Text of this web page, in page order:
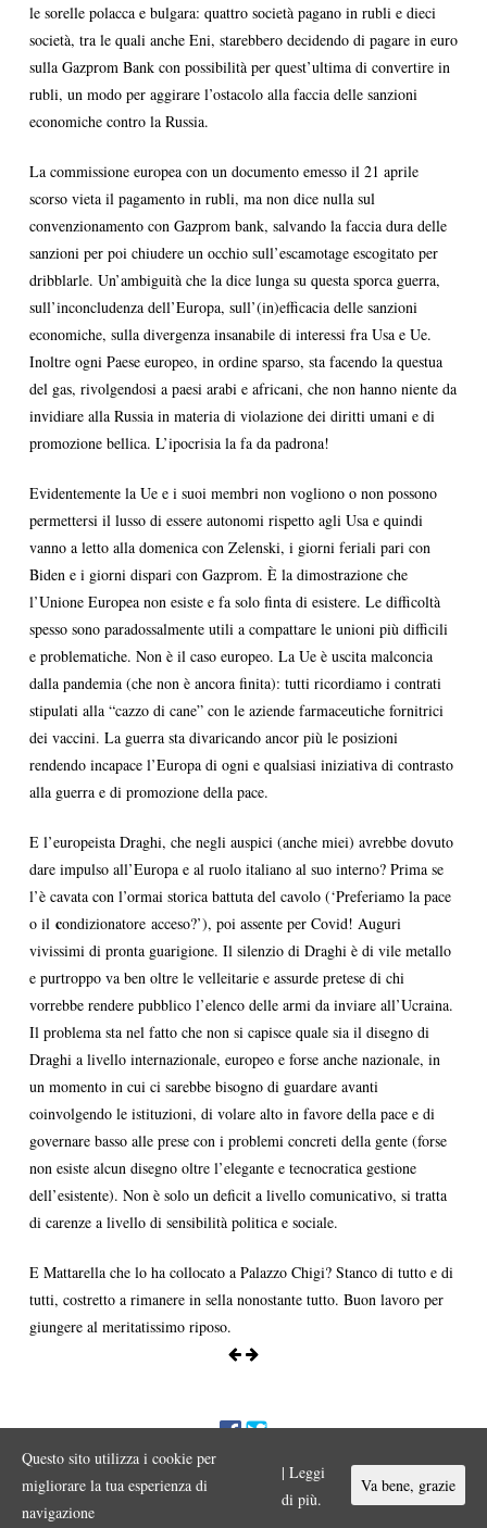
le sorelle polacca e bulgara: quattro società pagano in rubli e dieci
società, tra le quali anche Eni, starebbero decidendo di pagare in euro
sulla Gazprom Bank con possibilità per quest’ultima di convertire in
rubli, un modo per aggirare l’ostacolo alla faccia delle sanzioni
economiche contro la Russia.
La commissione europea con un documento emesso il 21 aprile
scorso vieta il pagamento in rubli, ma non dice nulla sul
convenzionamento con Gazprom bank, salvando la faccia dura delle
sanzioni per poi chiudere un occhio sull’escamotage escogitato per
dribblarle. Un’ambiguità che la dice lunga su questa sporca guerra,
sull’inconcludenza dell’Europa, sull’(in)efficacia delle sanzioni
economiche, sulla divergenza insanabile di interessi fra Usa e Ue.
Inoltre ogni Paese europeo, in ordine sparso, sta facendo la questua
del gas, rivolgendosi a paesi arabi e africani, che non hanno niente da
invidiare alla Russia in materia di violazione dei diritti umani e di
promozione bellica. L’ipocrisia la fa da padrona!
Evidentemente la Ue e i suoi membri non vogliono o non possono
permettersi il lusso di essere autonomi rispetto agli Usa e quindi
vanno a letto alla domenica con Zelenski, i giorni feriali pari con
Biden e i giorni dispari con Gazprom. È la dimostrazione che
l’Unione Europea non esiste e fa solo finta di esistere. Le difficoltà
spesso sono paradossalmente utili a compattare le unioni più difficili
e problematiche. Non è il caso europeo. La Ue è uscita malconcia
dalla pandemia (che non è ancora finita): tutti ricordiamo i contrati
stipulati alla “cazzo di cane” con le aziende farmaceutiche fornitrici
dei vaccini. La guerra sta divaricando ancor più le posizioni
rendendo incapace l’Europa di ogni e qualsiasi iniziativa di contrasto
alla guerra e di promozione della pace.
E l’europeista Draghi, che negli auspici (anche miei) avrebbe dovuto
dare impulso all’Europa e al ruolo italiano al suo interno? Prima se
l’è cavata con l’ormai storica battuta del cavolo (‘Preferiamo la pace
o il condizionatore acceso?’), poi assente per Covid! Auguri
vivissimi di pronta guarigione. Il silenzio di Draghi è di vile metallo
e purtroppo va ben oltre le velleitarie e assurde pretese di chi
vorrebbe rendere pubblico l’elenco delle armi da inviare all’Ucraina.
Il problema sta nel fatto che non si capisce quale sia il disegno di
Draghi a livello internazionale, europeo e forse anche nazionale, in
un momento in cui ci sarebbe bisogno di guardare avanti
coinvolgendo le istituzioni, di volare alto in favore della pace e di
governare basso alle prese con i problemi concreti della gente (forse
non esiste alcun disegno oltre l’elegante e tecnocratica gestione
dell’esistente). Non è solo un deficit a livello comunicativo, si tratta
di carenze a livello di sensibilità politica e sociale.
E Mattarella che lo ha collocato a Palazzo Chigi? Stanco di tutto e di
tutti, costretto a rimanere in sella nonostante tutto. Buon lavoro per
giungere al meritatissimo riposo.
ENNIO MORA © 2017 Iniziativa editoriale a scopo divulgativo
Vietata ogni riproduzione o duplicazione con qualsiasi mezzo a scopo
commerciale.
Questo sito utilizza i cookie per
migliorare la tua esperienza di
navigazione
| Leggi
di più.
Va bene, grazie